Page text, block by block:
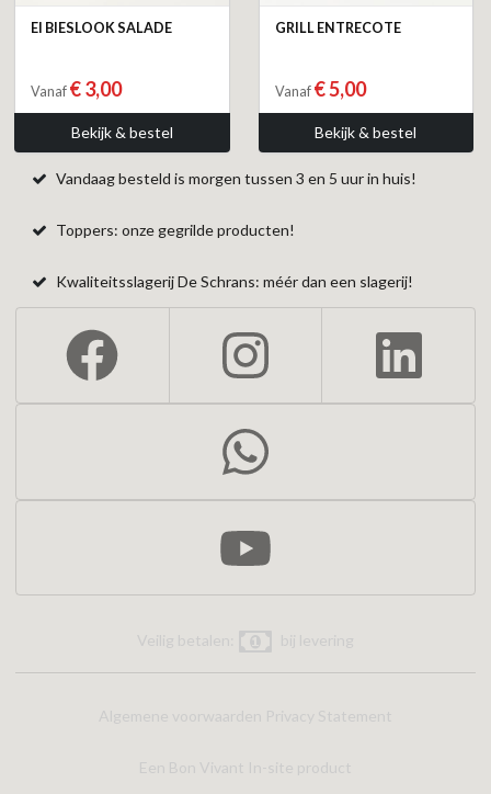
EI BIESLOOK SALADE
Vanaf € 3,00
Bekijk & bestel
GRILL ENTRECOTE
Vanaf € 5,00
Bekijk & bestel
Vandaag besteld is morgen tussen 3 en 5 uur in huis!
Toppers: onze gegrilde producten!
Kwaliteitsslagerij De Schrans: méér dan een slagerij!